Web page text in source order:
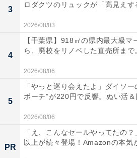
3
ロダクツのリュックが「高見えす
2026/08/03
4
【千葉県】918㎡の県内最大級マ
ら、廃校をリノベした直売所ま
2026/08/06
5
「やっと巡り会えたよ」ダイソー
ポーチ”が220円で反響。ぬい活
2026/08/06
PR
「え、こんなセールやってたの
以上が続々登場！Amazonの本気